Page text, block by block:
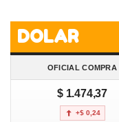
DOLAR
OFICIAL COMPRA
$ 1.474,37
+$ 0,24